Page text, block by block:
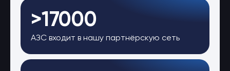
>17000
АЗС входит в нашу партнёрскую сеть